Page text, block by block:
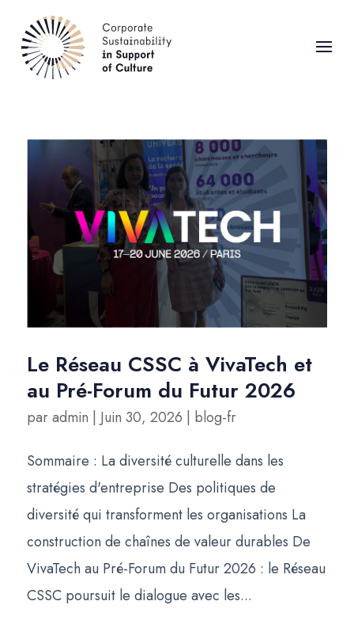
Le Réseau CSSC à VivaTech et
au Pré-Forum du Futur 2026
paradmin Juin 30, 2026 blog-fr
Sommaire : La diversité culturelle dans les
stratégies d'entreprise Des politiques de
diversité qui transforment les organisations La
construction de chaînes de valeur durables De
VivaTech au Pré-Forum du Futur 2026 : le Réseau
CSSC poursuit le dialogue avec les...